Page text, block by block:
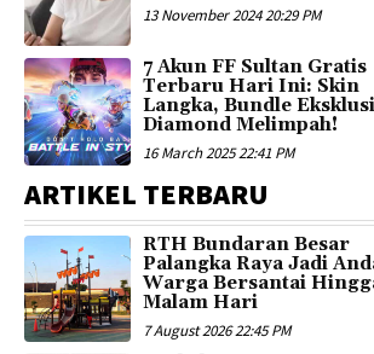
13 November 2024 20:29 PM
7 Akun FF Sultan Gratis
Terbaru Hari Ini: Skin
Langka, Bundle
Diamond Melimpah!
16 March 2025 22:41 PM
ARTIKEL TERBARU
RTH Bundaran Besar
Palangka Raya Jadi
Warga Bersantai
Malam Hari
7 August 2026 22:45 PM